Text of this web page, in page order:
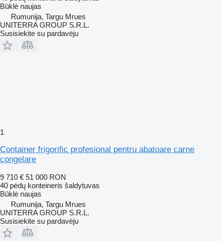
Būklė naujas
Rumunija, Targu Mrues
UNITERRA GROUP S.R.L.
Susisiekite su pardavėju
1
Container frigorific profesional pentru abatoare carne
congelare
9 710 € 51 000 RON
40 pėdų konteineris šaldytuvas
Būklė naujas
Rumunija, Targu Mrues
UNITERRA GROUP S.R.L.
Susisiekite su pardavėju